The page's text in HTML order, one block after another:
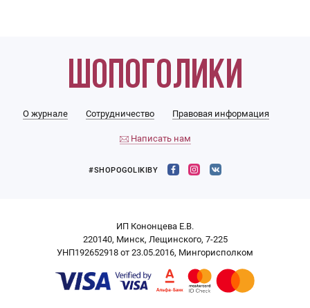
О журнале Сотрудничество Правовая информация
Написать нам
#SHOPOGOLIKIBY
ИП Кононцева Е.В.
220140, Минск, Лещинского, 7-225
УНП192652918 от 23.05.2016, Мингорисполком